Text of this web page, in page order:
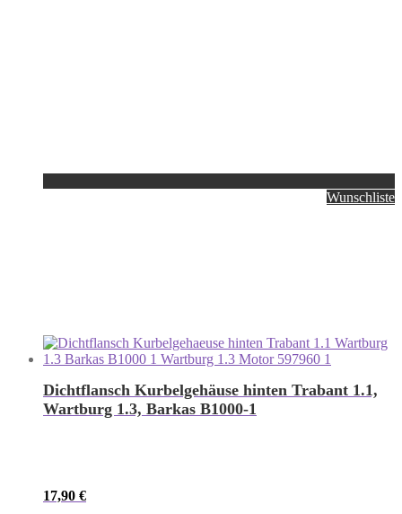
Wunschliste
Dichtflansch Kurbelgehäuse hinten Trabant 1.1,
Wartburg 1.3, Barkas B1000-1
17,90 €